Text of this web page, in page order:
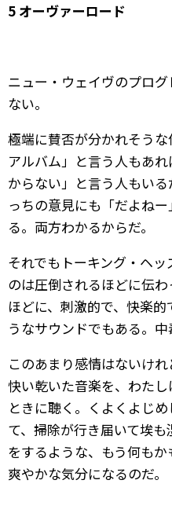
5 オーヴァーロード
ニュー・ウェイヴのプロ
ない。
極端に賛否が分かれそう
アルバム」と言う人もあ
からない」と言う人もい
っちの意見にも「だよね
る。両方わかるからだ。
それでもトーキング・ヘ
のは圧倒されるほどに伝
ほどに、刺激的で、快楽
うなサウンドでもある。中
このあまり感情はないけ
快い乾いた音楽を、わた
ときに聴く。くよくよじ
て、掃除が行き届いて埃
をするような、もう何も
爽やかな気分になるのだ。